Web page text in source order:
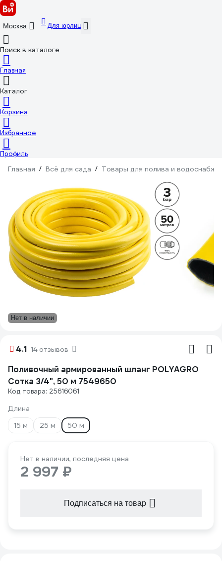
Москва Для юрлиц
Поиск в каталоге
Главная
Каталог
Корзина
Избранное
Профиль
Главная / Всё для сада / Товары для полива и
Нет в наличии
4.1 14 отзывов
Поливочный армированный шланг POLYAGRO
Сотка 3/4", 50 м 7549650
Код товара: 25616061
Длина
15 м
25 м 50 м
Нет в наличии, последняя цена
2 997 ₽
Подписаться на товар